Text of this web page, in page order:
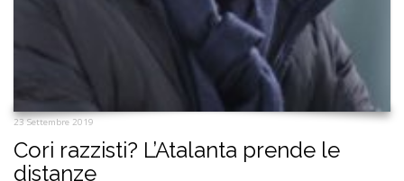
23 Settembre 2019
Cori razzisti? L’Atalanta prende le
distanze